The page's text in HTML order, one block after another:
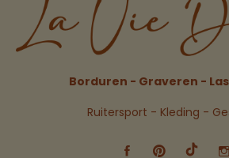
Borduren - Graveren -
Ruitersport - Kleding -